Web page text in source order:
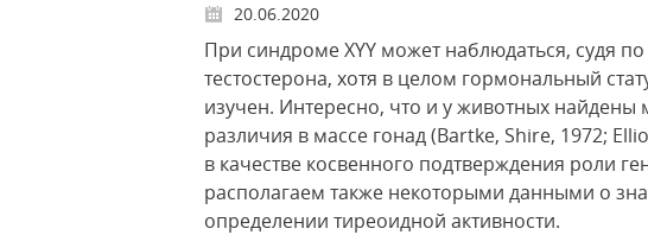
20.06.2020
При синдроме XYY может наблюдаться, судя
тестостерона, хотя в целом гормональный
изучен. Интересно, что и у животных
различия в массе гонад (Bartke, Shire, 1972;
в качестве косвенного подтверждения роли
располагаем также некоторыми данными о
определении тиреоидной активности.